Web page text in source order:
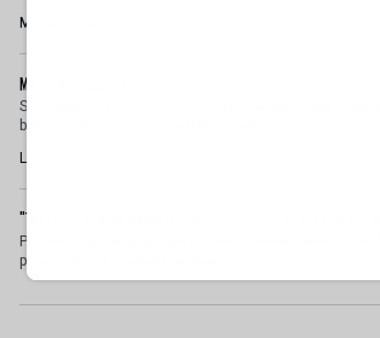
Massimo Sanvito
MA QUALE BOSCO
Se le parole hanno un senso non dobbiamo più
bosco. Dal bosco i tre fratellini Trevaillon m...
"TAGLIERE SENZA CONTAMINAZIONE": ESPLODE IL CASO SUL
Polemica a Carate Brianza, dove il menù online di un
proponeva un “tagliere celiaco&...